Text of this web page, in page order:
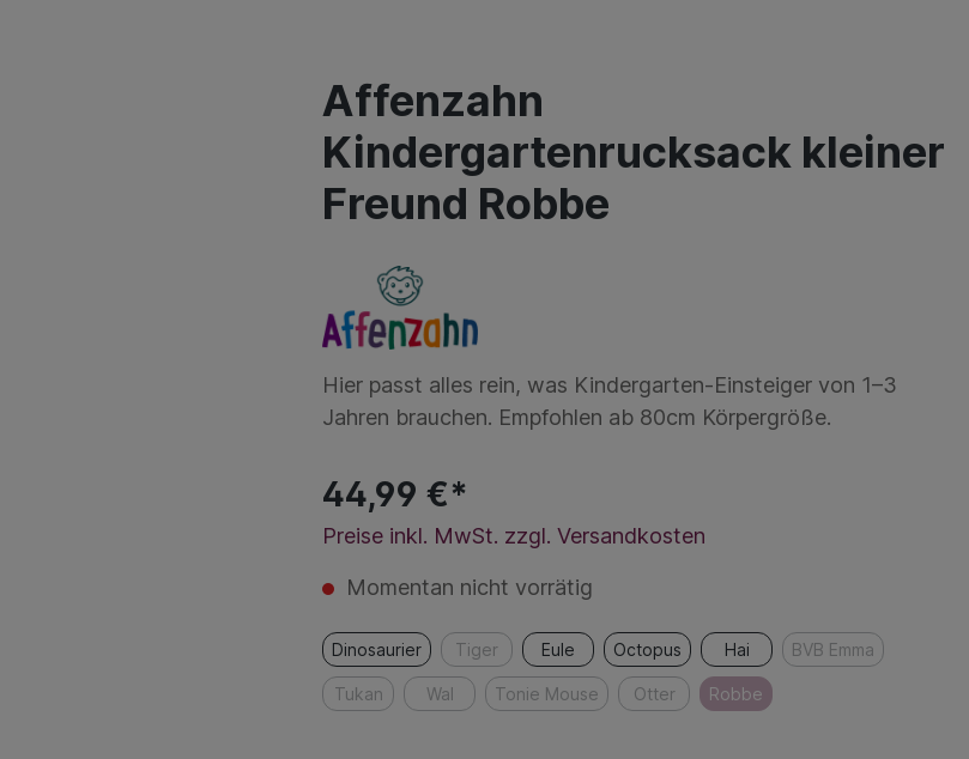
Affenzahn
Kindergartenrucksack kleiner
Freund Robbe
Hier passt alles rein, was Kindergarten-Einsteiger von 1–3
Jahren brauchen. Empfohlen ab 80cm Körpergröße.
44,99 €*
Preise inkl. MwSt. zzgl. Versandkosten
Momentan nicht vorrätig
Dinosaurier Tiger Eule Octopus Hai BVB Emma
Tukan Wal Tonie Mouse Otter Robbe